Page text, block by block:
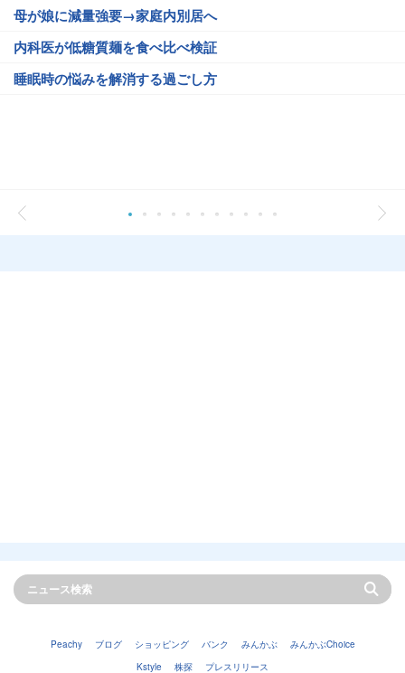
母が娘に減量強要→家庭内別居へ
内科医が低糖質麺を食べ比べ検証
睡眠時の悩みを解消する過ごし方
Peachy ブログ ショッピング バンク みんかぶ
みんかぶChoice
Kstyle
株探 プレスリリース